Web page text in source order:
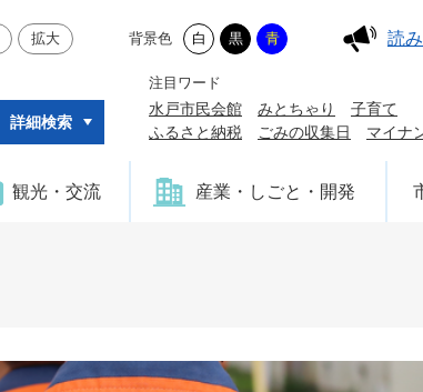
拡大 背景色 白 黒 青 読
詳細検索
注目ワード
水戸市民会館 みとちゃり
子育て
ふるさと納税
ごみの収集日 マイナ
観光・交流 産業・しごと・開発